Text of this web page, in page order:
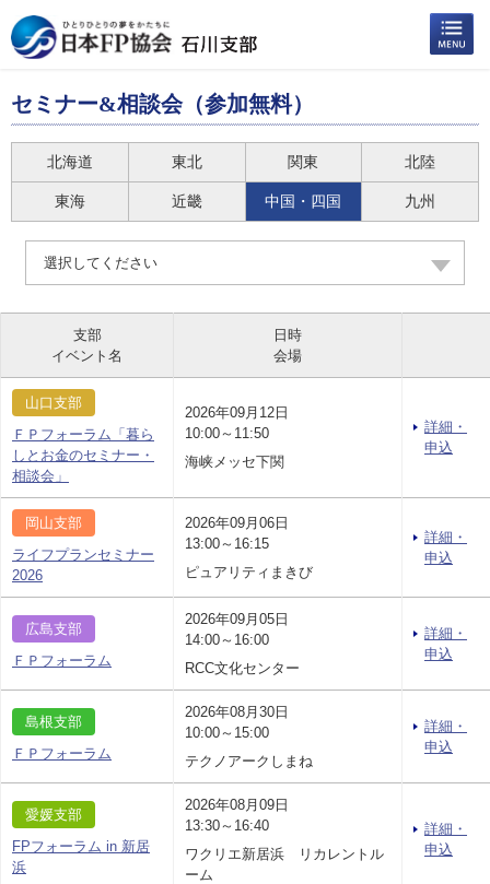
セミナー&相談会（参加無料）
北海道 東北 関東 北陸
東海 近畿 中国・四国 九州
選択してください
支部
イベント名
日時
会場
山口支部
ＦＰフォーラム「暮ら
しとお金のセミナー・
相談会」
2026年09月12日
10:00～11:50
海峡メッセ下関
詳細・
申込
岡山支部
ライフプランセミナー
2026
2026年09月06日
13:00～16:15
ピュアリティまきび
詳細・
申込
広島支部
ＦＰフォーラム
2026年09月05日
14:00～16:00
RCC文化センター
詳細・
申込
島根支部
ＦＰフォーラム
2026年08月30日
10:00～15:00
テクノアークしまね
詳細・
申込
愛媛支部
FPフォーラム in 新居
浜
2026年08月09日
13:30～16:40
ワクリエ新居浜 リカレントル
ーム
詳細・
申込